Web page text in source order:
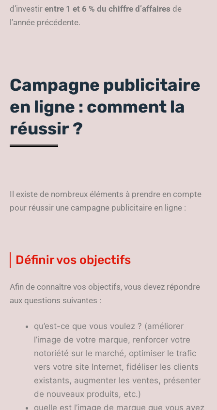
d’investir entre 1 et 6 % du chiffre d’affaires de
l’année précédente.
Campagne publicitaire
en ligne : comment la
réussir ?
Il existe de nombreux éléments à prendre en compte
pour réussir une campagne publicitaire en ligne :
Définir vos objectifs
Afin de connaître vos objectifs, vous devez répondre
aux questions suivantes :
qu’est-ce que vous voulez ? (améliorer
l’image de votre marque, renforcer votre
notoriété sur le marché, optimiser le trafic
vers votre site Internet, fidéliser les clients
existants, augmenter les ventes, présenter
de nouveaux produits, etc.)
quelle est l’image de marque que vous avez